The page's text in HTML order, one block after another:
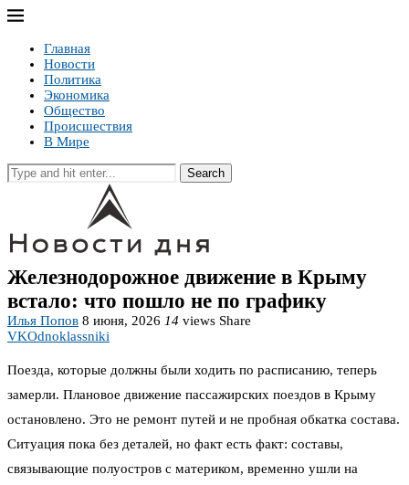
Главная
Новости
Политика
Экономика
Общество
Происшествия
В Мире
Search
Железнодорожное движение в Крыму
встало: что пошло не по графику
Илья Попов 8 июня, 2026 14 views Share
VKOdnoklassniki
Поезда, которые должны были ходить по расписанию, теперь
замерли. Плановое движение пассажирских поездов в Крыму
остановлено. Это не ремонт путей и не пробная обкатка состава.
Ситуация пока без деталей, но факт есть факт: составы,
связывающие полуостров с материком, временно ушли на